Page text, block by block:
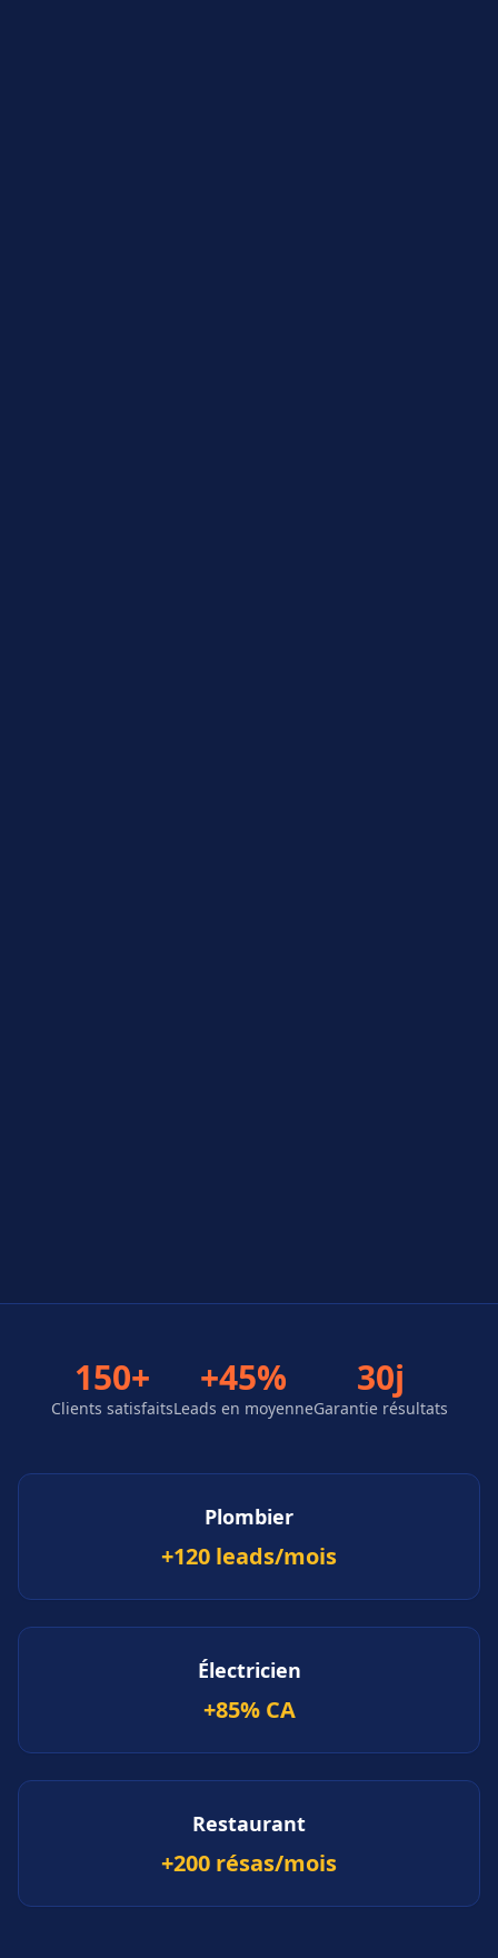
150+
Clients satisfaits
+45%
Leads en moyenne
30j
Garantie résultats
Plombier
+120 leads/mois
Électricien
+85% CA
Restaurant
+200 résas/mois